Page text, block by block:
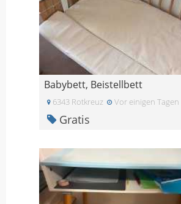
Babybett, Beistellbett
6343 Rotkreuz Vor einigen Tagen
Gratis